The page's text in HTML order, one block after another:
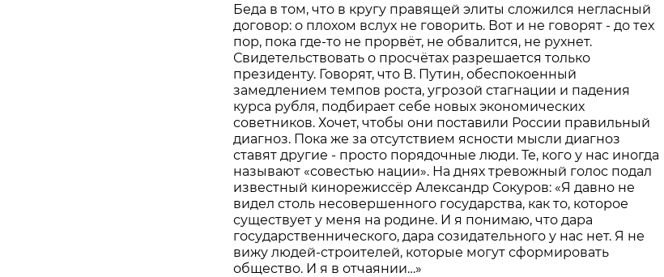
Беда в том, что в кругу правящей элиты сложился негласный
договор: о плохом вслух не говорить. Вот и не говорят - до тех
пор, пока где-то не прорвёт, не обвалится, не рухнет.
Свидетельствовать о просчётах разрешается только
президенту. Говорят, что В. Путин, обеспокоенный
замедлением темпов роста, угрозой стагнации и падения
курса рубля, подбирает себе новых экономических
советников. Хочет, чтобы они поставили России правильный
диагноз. Пока же за отсутствием ясности мысли диагноз
ставят другие - просто порядочные люди. Те, кого у нас иногда
называют «совестью нации». На днях тревожный голос подал
известный кинорежиссёр Александр Сокуров: «Я давно не
видел столь несовершенного государства, как то, которое
существует у меня на родине. И я понимаю, что дара
государственнического, дара созидательного у нас нет. Я не
вижу людей-строителей, которые могут сформировать
общество. И я в отчаянии…»